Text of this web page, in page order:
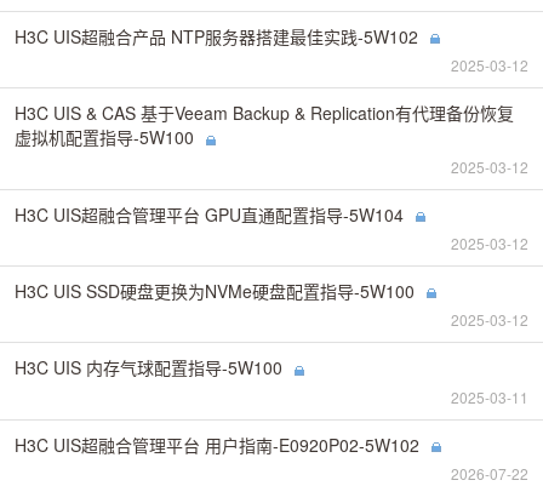
H3C UIS超融合产品 NTP服务器搭建最佳实践-5W102
2025-03-12
H3C UIS & CAS 基于Veeam Backup & Replication有代理备份恢复
虚拟机配置指导-5W100
2025-03-12
H3C UIS超融合管理平台 GPU直通配置指导-5W104
2025-03-12
H3C UIS SSD硬盘更换为NVMe硬盘配置指导-5W100
2025-03-12
H3C UIS 内存气球配置指导-5W100
2025-03-11
H3C UIS超融合管理平台 用户指南-E0920P02-5W102
2026-07-22